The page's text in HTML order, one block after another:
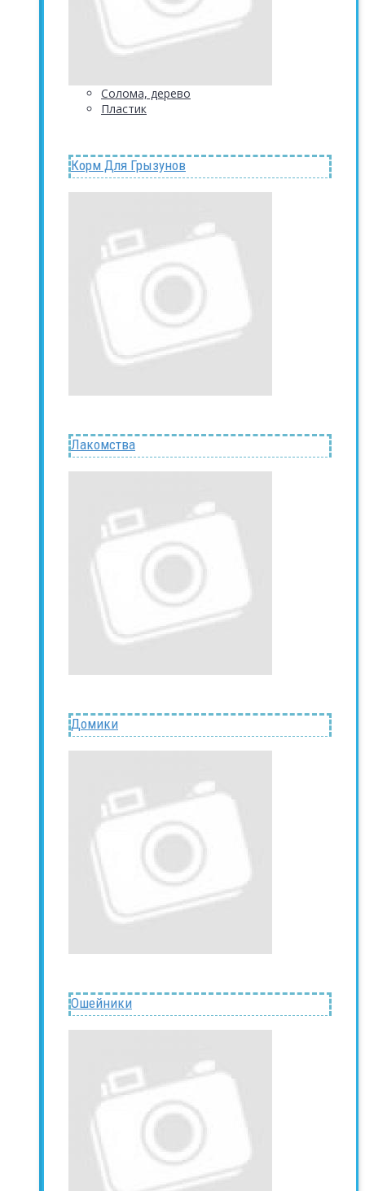
Солома, дерево
Пластик
Корм Для Грызунов
Лакомства
Домики
Ошейники